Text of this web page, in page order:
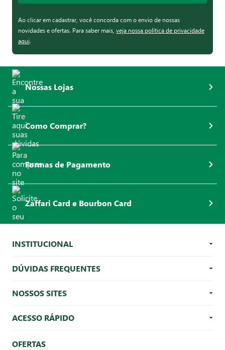
Ao clicar em cadastrar, você concorda com o envio de nossas
novidades e ofertas. Para saber mais, veja nossa política de privacidade
aqui.
Nossas Lojas
Como Comprar?
Formas de Pagamento
Zaffari Card e Bourbon Card
INSTITUCIONAL
DÚVIDAS FREQUENTES
NOSSOS SITES
ACESSO RÁPIDO
OFERTAS